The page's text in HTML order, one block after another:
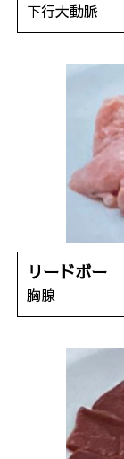
下行大動脈
リードボー
胸腺